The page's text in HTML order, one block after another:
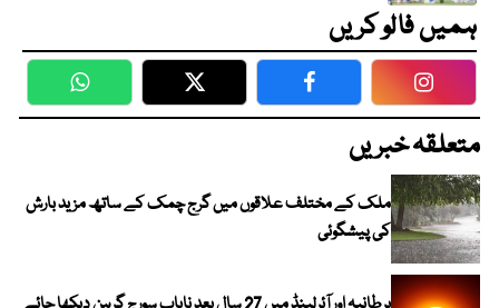
ہمیں فالو کریں
WhatsApp Twitter Facebook
متعلقہ خبریں
ملک کے مختلف علاقوں میں گرج چمک کے ساتھ مزید بارش
کی پیشگوئی